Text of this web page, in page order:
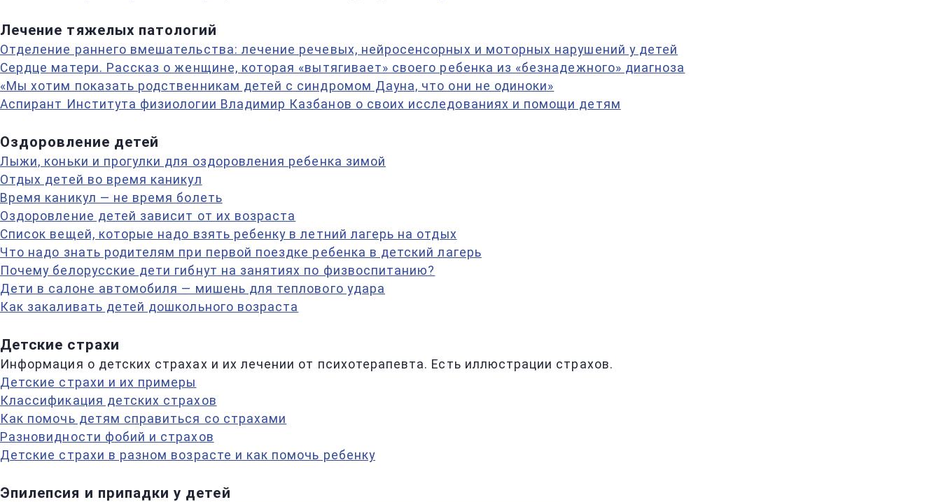
Лечение тяжелых патологий
Отделение раннего вмешательства: лечение речевых, нейросенсорных и моторных нарушений у детей
Сердце матери. Рассказ о женщине, которая «вытягивает» своего ребенка из «безнадежного» диагноза
«Мы хотим показать родственникам детей с синдромом Дауна, что они не одиноки»
Аспирант Института физиологии Владимир Казбанов о своих исследованиях и помощи детям
Оздоровление детей
Лыжи, коньки и прогулки для оздоровления ребенка зимой
Отдых детей во время каникул
Время каникул — не время болеть
Оздоровление детей зависит от их возраста
Список вещей, которые надо взять ребенку в летний лагерь на отдых
Что надо знать родителям при первой поездке ребенка в детский лагерь
Почему белорусские дети гибнут на занятиях по физвоспитанию?
Дети в салоне автомобиля — мишень для теплового удара
Как закаливать детей дошкольного возраста
Детские страхи
Информация о детских страхах и их лечении от психотерапевта. Есть иллюстрации страхов.
Детские страхи и их примеры
Классификация детских страхов
Как помочь детям справиться со страхами
Разновидности фобий и страхов
Детские страхи в разном возрасте и как помочь ребенку
Эпилепсия и припадки у детей